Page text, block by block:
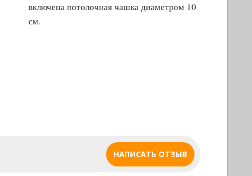
включена потолочная чашка диаметром 10
см.
НАПИСАТЬ ОТЗЫВ